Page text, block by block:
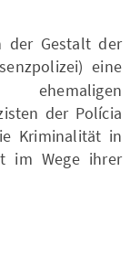
der Gestalt der
eine
der Polícia
Kriminalität in
im Wege ihrer